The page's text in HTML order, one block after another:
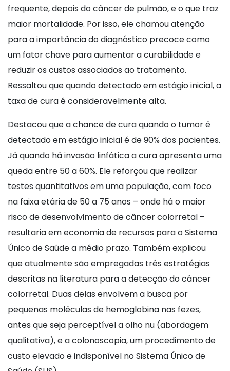
frequente, depois do câncer de pulmão, e o que traz
maior mortalidade. Por isso, ele chamou atenção
para a importância do diagnóstico precoce como
um fator chave para aumentar a curabilidade e
reduzir os custos associados ao tratamento.
Ressaltou que quando detectado em estágio inicial, a
taxa de cura é consideravelmente alta.
Destacou que a chance de cura quando o tumor é
detectado em estágio inicial é de 90% dos pacientes.
Já quando há invasão linfática a cura apresenta uma
queda entre 50 a 60%. Ele reforçou que realizar
testes quantitativos em uma população, com foco
na faixa etária de 50 a 75 anos – onde há o maior
risco de desenvolvimento de câncer colorretal –
resultaria em economia de recursos para o Sistema
Único de Saúde a médio prazo. Também explicou
que atualmente são empregadas três estratégias
descritas na literatura para a detecção do câncer
colorretal. Duas delas envolvem a busca por
pequenas moléculas de hemoglobina nas fezes,
antes que seja perceptível a olho nu (abordagem
qualitativa), e a colonoscopia, um procedimento de
custo elevado e indisponível no Sistema Único de